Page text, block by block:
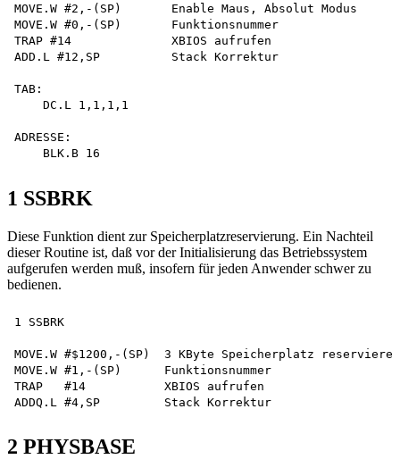
MOVE.W #2,-(SP)       Enable Maus, Absolut Modus
MOVE.W #0,-(SP)       Funktionsnummer
TRAP #14              XBIOS aufrufen
ADD.L #12,SP          Stack Korrektur
TAB:
    DC.L 1,1,1,1
ADRESSE:
1 SSBRK
Diese Funktion dient zur Speicherplatzreservierung. Ein Nachteil
dieser Routine ist, daß vor der Initialisierung das Betriebssystem
aufgerufen werden muß, insofern für jeden Anwender schwer zu
bedienen.
1 SSBRK
MOVE.W #$1200,-(SP)  3 KByte Speicherplatz reservieren
MOVE.W #1,-(SP)      Funktionsnummer
TRAP   #14           XBIOS aufrufen
2 PHYSBASE